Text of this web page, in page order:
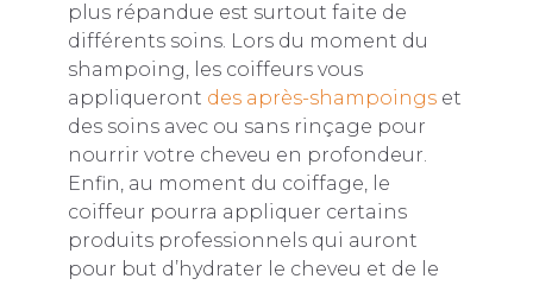
plus répandue est surtout faite de
différents soins. Lors du moment du
shampoing, les coiffeurs vous
appliqueront des après-shampoingset
des soins avec ou sans rinçage pour
nourrir votre cheveu en profondeur.
Enfin, au moment du coiffage, le
coiffeur pourra appliquer certains
produits professionnels qui auront
pour but d’hydrater le cheveu et de le